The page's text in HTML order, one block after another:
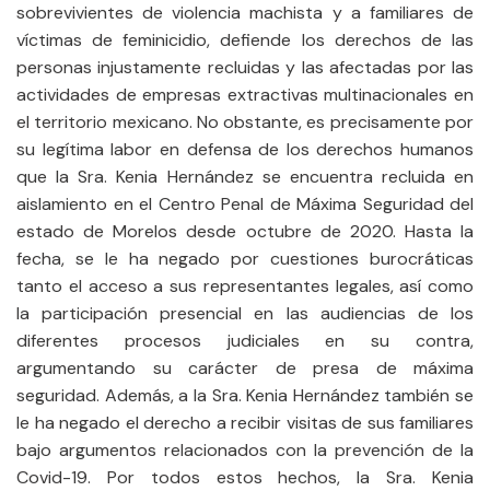
sobrevivientes de violencia machista y a familiares de
víctimas de feminicidio, defiende los derechos de las
personas injustamente recluidas y las afectadas por las
actividades de empresas extractivas multinacionales en
el territorio mexicano. No obstante, es precisamente por
su legítima labor en defensa de los derechos humanos
que la Sra. Kenia Hernández se encuentra recluida en
aislamiento en el Centro Penal de Máxima Seguridad del
estado de Morelos desde octubre de 2020. Hasta la
fecha, se le ha negado por cuestiones burocráticas
tanto el acceso a sus representantes legales, así como
la participación presencial en las audiencias de los
diferentes procesos judiciales en su contra,
argumentando su carácter de presa de máxima
seguridad. Además, a la Sra. Kenia Hernández también se
le ha negado el derecho a recibir visitas de sus familiares
bajo argumentos relacionados con la prevención de la
Covid-19. Por todos estos hechos, la Sra. Kenia